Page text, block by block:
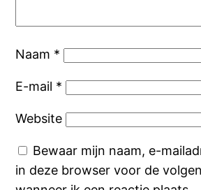
Naam *
E-mail *
Website
Bewaar mijn naam, e-
in deze browser voor de